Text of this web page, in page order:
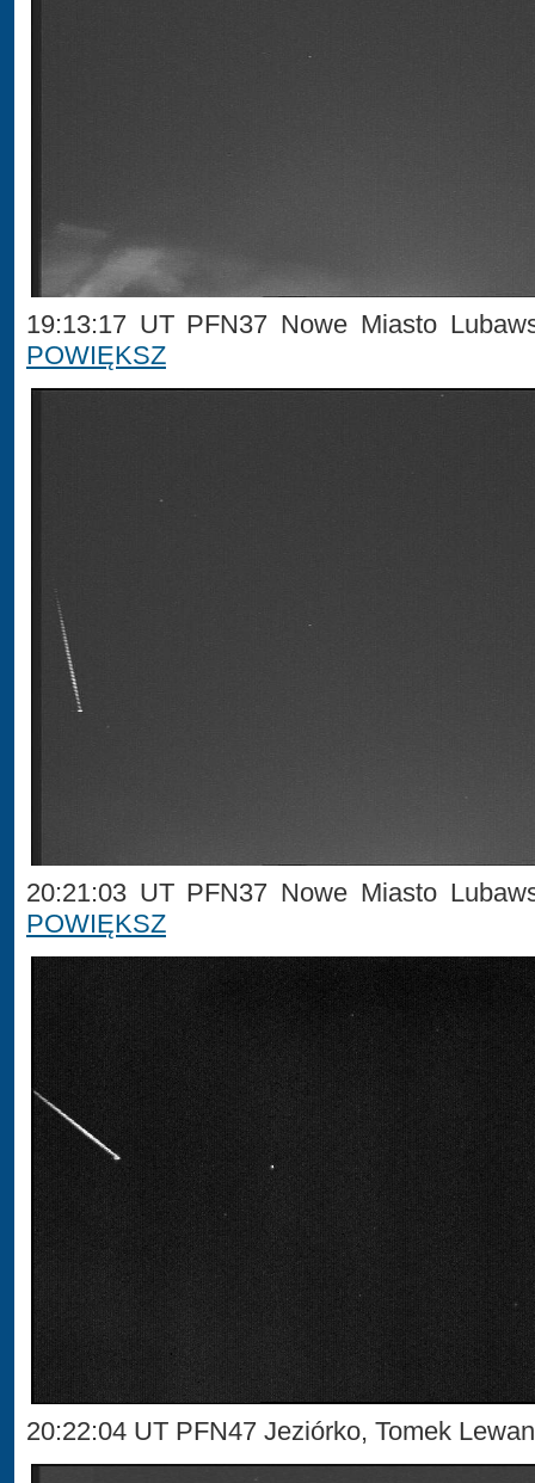
19:13:17 UT PFN37 Nowe Miasto
POWIĘKSZ
20:21:03 UT PFN37 Nowe Miasto
POWIĘKSZ
20:22:04 UT PFN47 Jeziórko, Tomek